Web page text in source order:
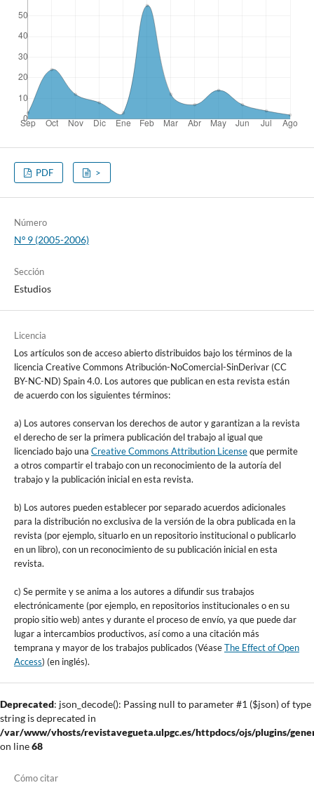
PDF >
Número
Nº 9 (2005-2006)
Sección
Estudios
Licencia
Los artículos son de acceso abierto distribuidos bajo los términos de la
licencia Creative Commons Atribución-NoComercial-SinDerivar (CC
BY-NC-ND) Spain 4.0. Los autores que publican en esta revista están
de acuerdo con los siguientes términos:
a) Los autores conservan los derechos de autor y garantizan a la revista
el derecho de ser la primera publicación del trabajo al igual que
licenciado bajo una Creative Commons Attribution Licenseque permite
a otros compartir el trabajo con un reconocimiento de la autoría del
trabajo y la publicación inicial en esta revista.
b) Los autores pueden establecer por separado acuerdos adicionales
para la distribución no exclusiva de la versión de la obra publicada en la
revista (por ejemplo, situarlo en un repositorio institucional o publicarlo
en un libro), con un reconocimiento de su publicación inicial en esta
revista.
c) Se permite y se anima a los autores a difundir sus trabajos
electrónicamente (por ejemplo, en repositorios institucionales o en su
propio sitio web) antes y durante el proceso de envío, ya que puede dar
lugar a intercambios productivos, así como a una citación más
temprana y mayor de los trabajos publicados (VéaseThe Effect of Open
Access) (en inglés).
Deprecated: json_decode(): Passing null to parameter #1 ($json) of type
string is deprecated in
/var/www/vhosts/revistavegueta.ulpgc.es/httpdocs/ojs/plugins/
on line68
Cómo citar